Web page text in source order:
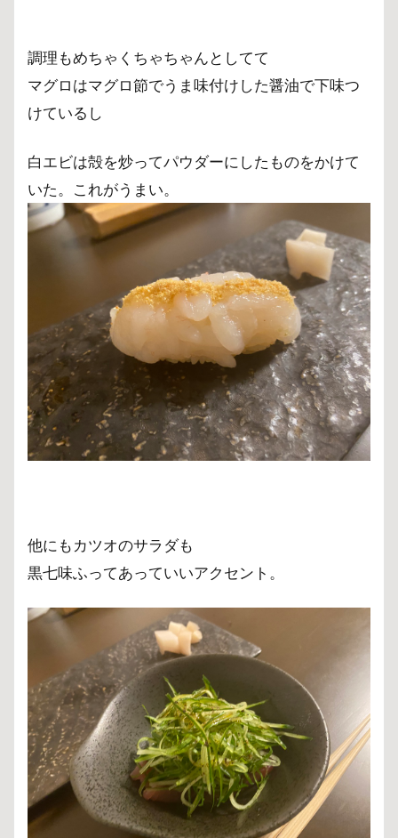
調理もめちゃくちゃちゃんとしてて
マグロはマグロ節でうま味付けした醤油で下味つ
けているし
白エビは殻を炒ってパウダーにしたものをかけて
いた。これがうまい。
他にもカツオのサラダも
黒七味ふってあっていいアクセント。